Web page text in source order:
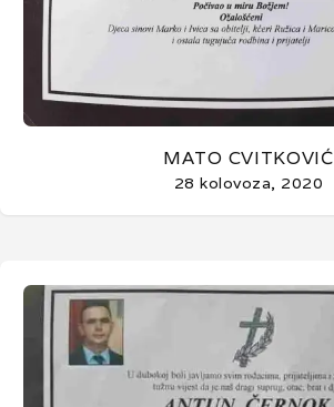
MATO CVITKOVIĆ
28 kolovoza, 2020